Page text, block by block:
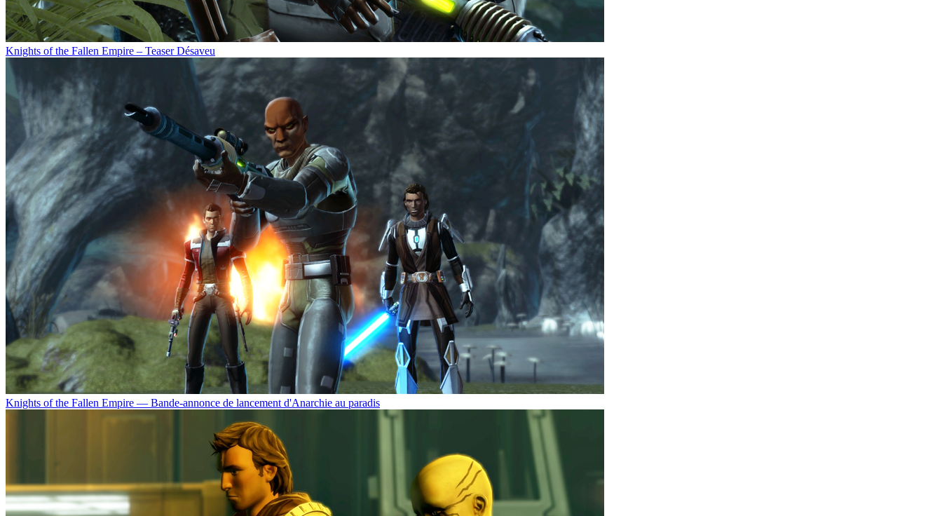
Knights of the Fallen Empire – Teaser Désaveu
Knights of the Fallen Empire — Bande-annonce de lancement d'Anarchie au paradis